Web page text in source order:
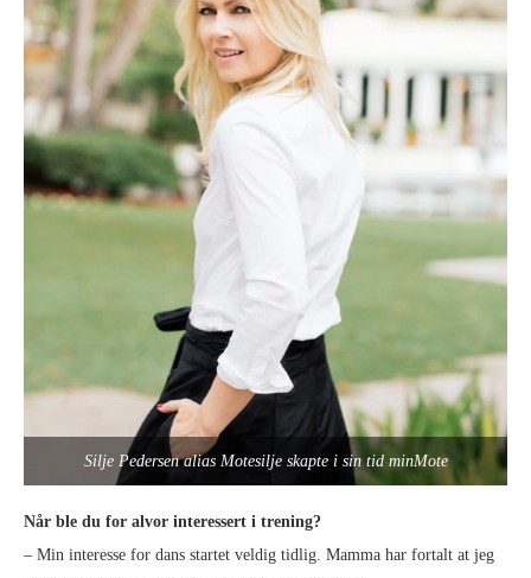
Silje Pedersen alias Motesilje skapte i sin tid minMote
Når ble du for alvor interessert i trening?
– Min interesse for dans startet veldig tidlig. Mamma har fortalt at jeg